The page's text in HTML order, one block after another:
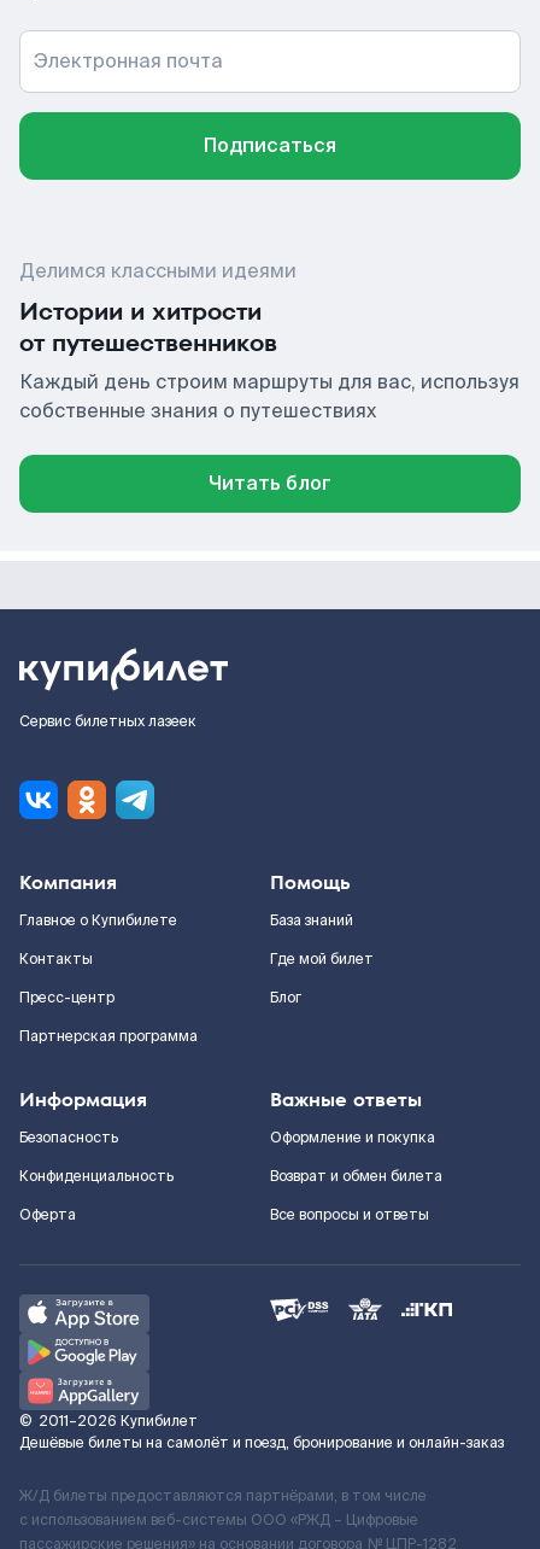
Электронная почта
Подписаться
Делимся классными идеями
Истории и хитрости
от путешественников
Каждый день строим маршруты для вас, используя
собственные знания о путешествиях
Читать блог
Сервис билетных лазеек
Компания
Главное о Купибилете
Контакты
Пресс-центр
Партнерская программа
Помощь
База знаний
Где мой билет
Блог
Информация
Безопасность
Конфиденциальность
Оферта
Важные ответы
Оформление и покупка
Возврат и обмен билета
Все вопросы и ответы
© 2011–2026 Купибилет
Дешёвые билеты на самолёт и поезд, бронирование и онлайн-заказ
Ж/Д билеты предоставляются партнёрами, в том числе
с использованием веб-системы ООО «РЖД – Цифровые
пассажирские решения» на основании договора № ЦПР-1282